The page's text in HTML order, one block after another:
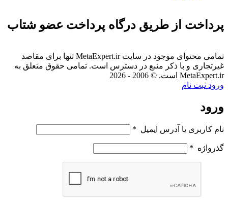
پرداخت از طریق درگاه پرداخت عضو شتاب
تمامی محتوای موجود در سایت MetaExpert.ir تنها برای مقاصد
غیرتجاری و با ذکر منبع در دسترس است. تمامی حقوق متعلق به
MetaExpert.ir است. © 2006 - 2026
ورود ثبت نام
ورود
نام کاربری یا آدرس ایمیل *
گذرواژه *